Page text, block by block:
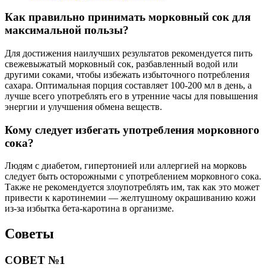
Как правильно принимать морковный сок для
максимальной пользы?
Для достижения наилучших результатов рекомендуется пить
свежевыжатый морковный сок, разбавленный водой или
другими соками, чтобы избежать избыточного потребления
сахара. Оптимальная порция составляет 100-200 мл в день, а
лучше всего употреблять его в утренние часы для повышения
энергии и улучшения обмена веществ.
Кому следует избегать употребления морковного
сока?
Людям с диабетом, гипертонией или аллергией на морковь
следует быть осторожными с употреблением морковного сока.
Также не рекомендуется злоупотреблять им, так как это может
привести к каротинемии — желтушному окрашиванию кожи
из-за избытка бета-каротина в организме.
Советы
СОВЕТ №1